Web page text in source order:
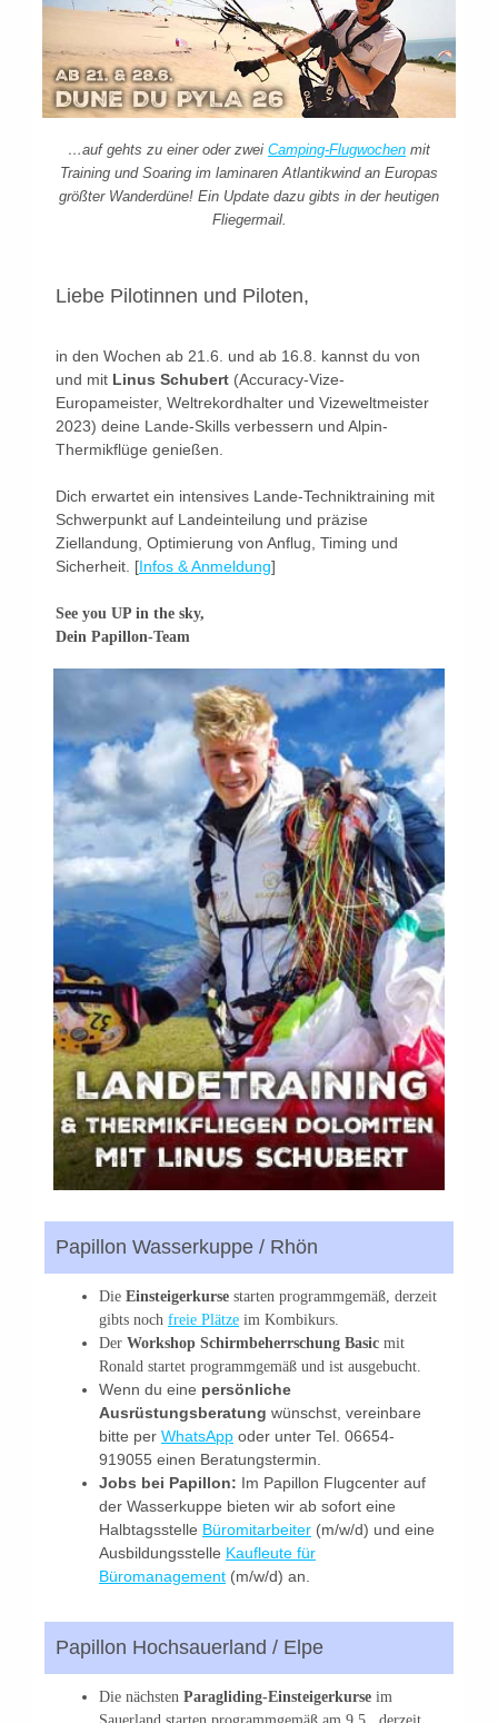
…auf gehts zu einer oder zwei Camping-Flugwochen mit
Training und Soaring im laminaren Atlantikwind an Europas
größter Wanderdüne! Ein Update dazu gibts in der heutigen
Fliegermail.
Liebe Pilotinnen und Piloten,
in den Wochen ab 21.6. und ab 16.8. kannst du von
und mit Linus Schubert (Accuracy-Vize-
Europameister, Weltrekordhalter und Vizeweltmeister
2023) deine Lande-Skills verbessern und Alpin-
Thermikflüge genießen.
Dich erwartet ein intensives Lande-Techniktraining mit
Schwerpunkt auf Landeinteilung und präzise
Ziellandung, Optimierung von Anflug, Timing und
Sicherheit. [Infos & Anmeldung]
See you UP in the sky,
Dein Papillon-Team
Papillon Wasserkuppe / Rhön
Die Einsteigerkurse starten programmgemäß, derzeit
gibts noch freie Plätze im Kombikurs.
Der Workshop Schirmbeherrschung Basic mit
Ronald startet programmgemäß und ist ausgebucht.
Wenn du eine persönliche
Ausrüstungsberatung wünschst, vereinbare
bitte per WhatsApp oder unter Tel. 06654-
919055 einen Beratungstermin.
Jobs bei Papillon: Im Papillon Flugcenter auf
der Wasserkuppe bieten wir ab sofort eine
Halbtagsstelle Büromitarbeiter (m/w/d) und eine
Ausbildungsstelle Kaufleute für
Büromanagement (m/w/d) an.
Papillon Hochsauerland / Elpe
Die nächsten Paragliding-Einsteigerkurse im